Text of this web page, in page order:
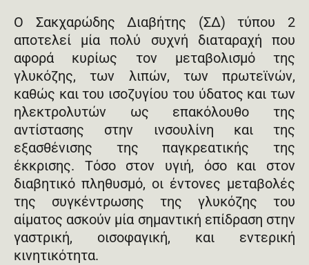
Ο Σακχαρώδης Διαβήτης (ΣΔ) τύπου 2
αποτελεί μία πολύ συχνή διαταραχή που
αφορά κυρίως τον μεταβολισμό της
γλυκόζης, των λιπών, των πρωτεϊνών,
καθώς και του ισοζυγίου του ύδατος και των
ηλεκτρολυτών ως επακόλουθο της
αντίστασης στην ινσουλίνη και της
εξασθένισης της παγκρεατικής της
έκκρισης. Τόσο στον υγιή, όσο και στον
διαβητικό πληθυσμό, οι έντονες μεταβολές
της συγκέντρωσης της γλυκόζης του
αίματος ασκούν μία σημαντική επίδραση στην
γαστρική, οισοφαγική, και εντερική
κινητικότητα.